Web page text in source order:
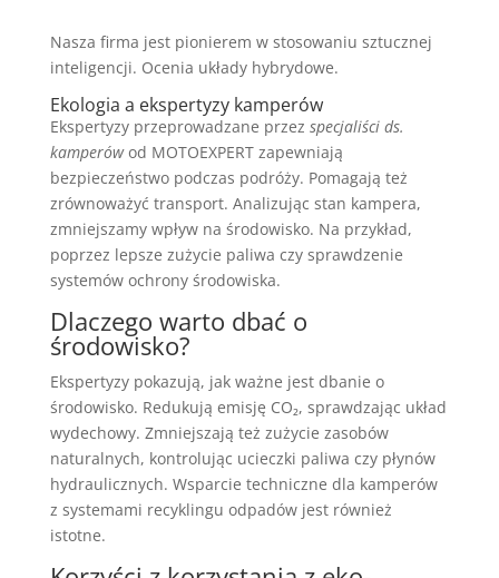
Nasza firma jest pionierem w stosowaniu sztucznej
inteligencji. Ocenia układy hybrydowe.
Ekologia a ekspertyzy kamperów
Ekspertyzy przeprowadzane przez specjaliści ds.
kamperówod MOTOEXPERT zapewniają
bezpieczeństwo podczas podróży. Pomagają też
zrównoważyć transport. Analizując stan kampera,
zmniejszamy wpływ na środowisko. Na przykład,
poprzez lepsze zużycie paliwa czy sprawdzenie
systemów ochrony środowiska.
Dlaczego warto dbać o
środowisko?
Ekspertyzy pokazują, jak ważne jest dbanie o
środowisko. Redukują emisję CO₂, sprawdzając układ
wydechowy. Zmniejszają też zużycie zasobów
naturalnych, kontrolując ucieczki paliwa czy płynów
hydraulicznych. Wsparcie techniczne dla kamperów
z systemami recyklingu odpadów jest również
istotne.